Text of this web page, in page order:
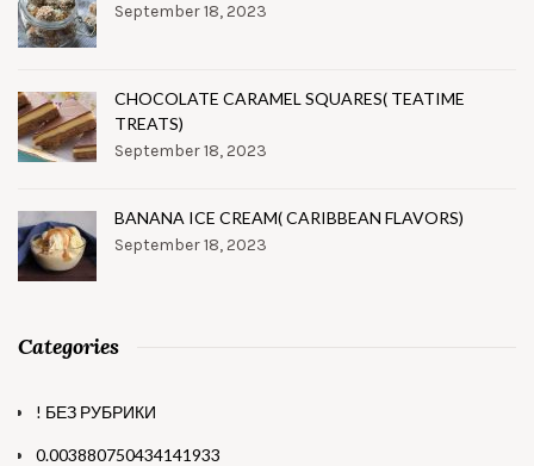
September 18, 2023
CHOCOLATE CARAMEL SQUARES( TEATIME
TREATS)
September 18, 2023
BANANA ICE CREAM( CARIBBEAN FLAVORS)
September 18, 2023
Categories
! БЕЗ РУБРИКИ
0.003880750434141933